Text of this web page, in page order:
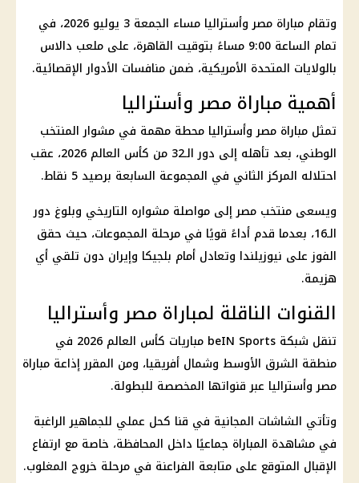
وتقام مباراة مصر وأستراليا
مساء الجمعة 3 يوليو 2026، في
تمام الساعة 9:00 مساءً بتوقيت القاهرة، على
ملعب دالاس
بالولايات المتحدة الأمريكية، ضمن منافسات الأدوار الإقصائية.
أهمية مباراة مصر وأستراليا
تمثل مباراة مصر وأستراليا محطة مهمة في مشوار المنتخب
الوطني، بعد تأهله إلى دور الـ32 من
كأس العالم 2026
، عقب
احتلاله المركز الثاني في المجموعة السابعة برصيد 5 نقاط.
ويسعى منتخب مصرإلى مواصلة مشواره التاريخي وبلوغ دور
الـ16، بعدما قدم أداءً قويًا في مرحلة المجموعات، حيث حقق
الفوز على نيوزيلندا وتعادل أمام بلجيكا وإيران دون تلقي أي
هزيمة.
القنوات الناقلة لمباراة مصر وأستراليا
تنقل شبكة beIN Sports مباريات كأس العالم 2026
في
منطقة الشرق الأوسط وشمال أفريقيا، ومن المقرر إذاعة مباراة
مصر وأستراليا عبر قنواتها المخصصة للبطولة.
وتأتي الشاشات المجانية في قنا كحل عملي للجماهير الراغبة
في مشاهدة المباراة جماعيًا داخل المحافظة، خاصة مع ارتفاع
الإقبال المتوقع على متابعة الفراعنة في مرحلة خروج المغلوب.